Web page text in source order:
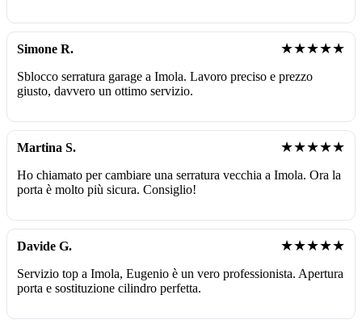
Simone R. ★★★★★
Sblocco serratura garage a Imola. Lavoro preciso e prezzo
giusto, davvero un ottimo servizio.
Martina S. ★★★★★
Ho chiamato per cambiare una serratura vecchia a Imola. Ora la
porta è molto più sicura. Consiglio!
Davide G. ★★★★★
Servizio top a Imola, Eugenio è un vero professionista. Apertura
porta e sostituzione cilindro perfetta.